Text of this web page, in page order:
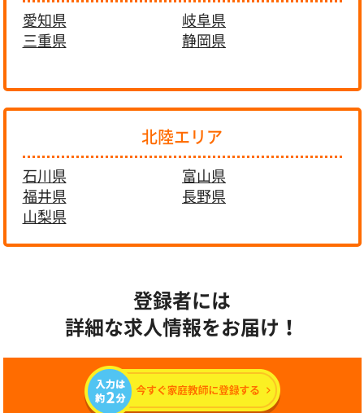
愛知県
岐阜県
三重県
静岡県
北陸エリア
石川県
富山県
福井県
長野県
山梨県
登録者には
詳細な求人情報をお届け！